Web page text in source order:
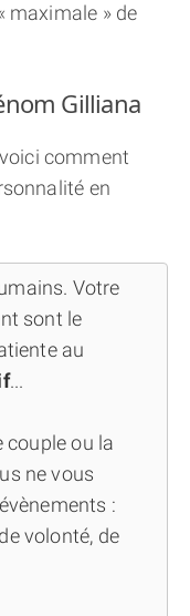
maximale » de
Gilliana
comment
en
Votre
sont le
au
...
couple ou la
ne vous
:
volonté, de